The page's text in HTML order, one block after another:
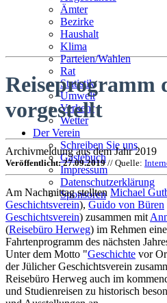
Ämter
Bezirke
Haushalt
Klima
Parteien/Wahlen
Rat
Statistik
Umwelt
Verkehr
Wetter
Der Verein
Schreiben Sie uns
Gästebuch
Impressum
Datenschutzerklärung
Sponsoren
Reiseprogramm
vorgestellt
Archivmeldung aus dem Jahr 2019
Veröffentlicht: 27.09.2019// Quelle:
Am Nachmittag stellten Michael
Geschichtsverein), Guido von Büren
Geschichtsverein) zusammen mit
(Reisebüro Herweg) im Rehmen
Fahrtenprogramm des nächsten
Unter dem Motto "Geschichte vor
der Jülicher Geschichtsverein
Reisebüro Herweg auch im
und Studienreisen zu historisch